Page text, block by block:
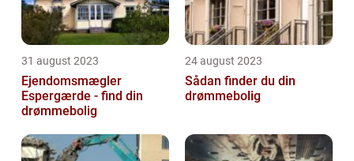
31 august 2023
Ejendomsmægler
Espergærde - find din
drømmebolig
24 august 2023
Sådan finder du din
drømmebolig